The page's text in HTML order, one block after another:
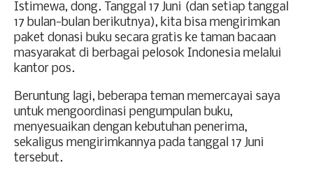
Istimewa, dong. Tanggal 17 Juni (dan setiap tanggal
17 bulan-bulan berikutnya), kita bisa mengirimkan
paket donasi buku secara gratis ke taman bacaan
masyarakat di berbagai pelosok Indonesia melalui
kantor pos.
Beruntung lagi, beberapa teman memercayai saya
untuk mengoordinasi pengumpulan buku,
menyesuaikan dengan kebutuhan penerima,
sekaligus mengirimkannya pada tanggal 17 Juni
tersebut.